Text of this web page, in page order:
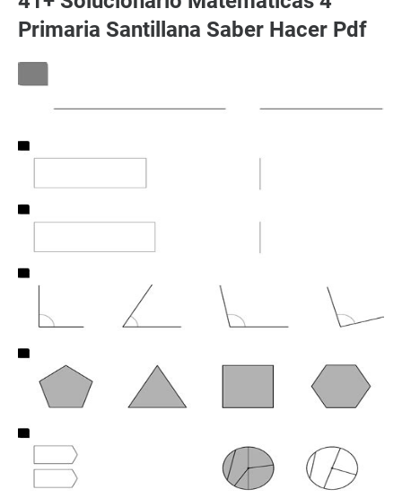
Primaria Santillana Saber Hacer Pdf